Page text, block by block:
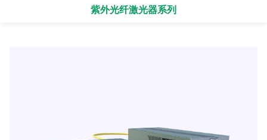
紫外光纤激光器系列